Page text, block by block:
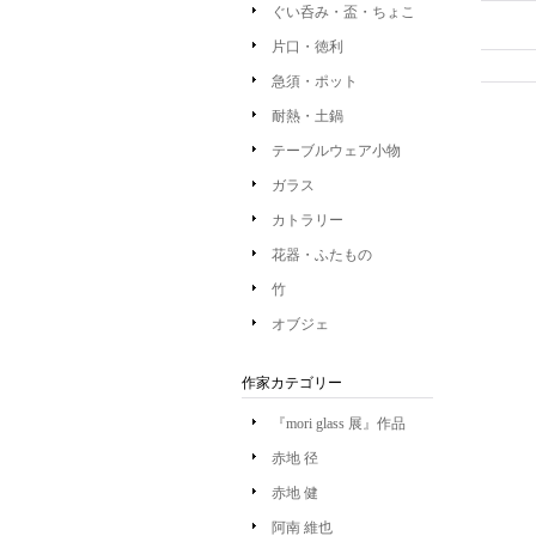
ぐい呑み・盃・ちょこ
片口・徳利
急須・ポット
耐熱・土鍋
テーブルウェア小物
ガラス
カトラリー
花器・ふたもの
竹
オブジェ
作家カテゴリー
『mori glass 展』作品
赤地 径
赤地 健
阿南 維也